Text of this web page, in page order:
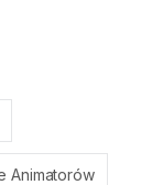
Animatorów